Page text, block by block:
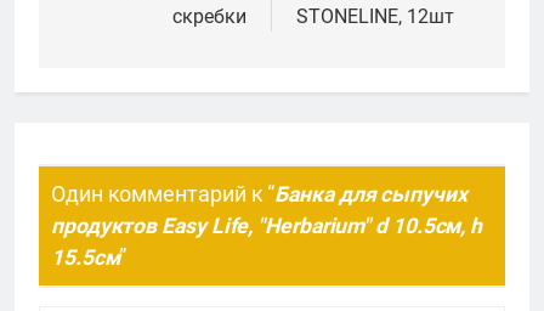
скребки
STONELINE, 12шт
Один комментарий к “Банка для сыпучих
продуктов Easy Life, "Herbarium" d 10.5см, h
15.5см”